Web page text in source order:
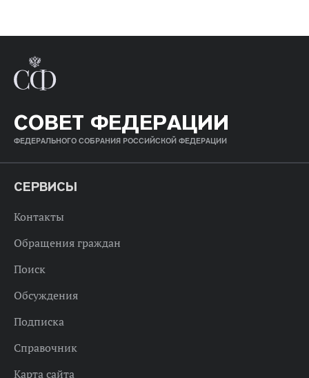
СОВЕТ ФЕДЕРАЦИИ
ФЕДЕРАЛЬНОГО СОБРАНИЯ РОССИЙСКОЙ ФЕДЕРАЦИИ
СЕРВИСЫ
Контакты
Обращения граждан
Поиск
Обсуждения
Подписка
Справочник
Карта сайта